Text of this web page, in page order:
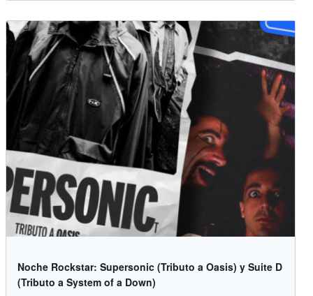
Noche Rockstar: Supersonic (Tributo a Oasis) y Suite D
(Tributo a System of a Down)